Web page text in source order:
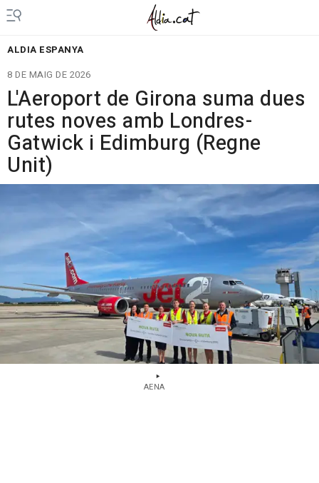
ALDIA ESPANYA
8 DE MAIG DE 2026
L'Aeroport de Girona suma dues
rutes noves amb Londres-
Gatwick i Edimburg (Regne
Unit)
AENA